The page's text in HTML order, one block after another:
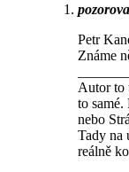
Petr
Známe
Autor to
to
nebo
Tady na
reálně